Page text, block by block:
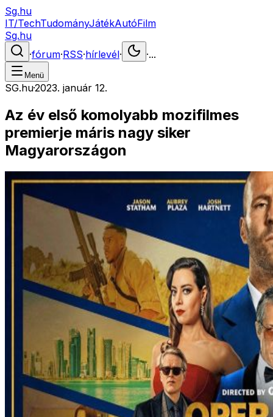
Sg.hu
IT/TechTudományJátékAutóFilm
Sg.hu
·fórum·RSS·hírlevél· ·...
Menü
SG.hu·2023. január 12.
Az év első komolyabb mozifilmes
premierje máris nagy siker
Magyarországon